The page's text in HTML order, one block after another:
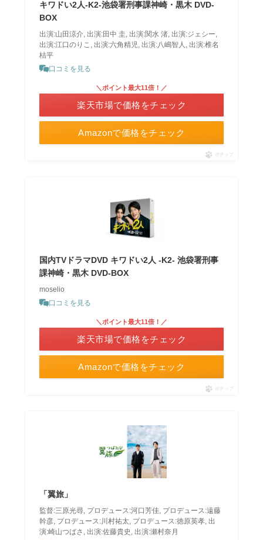
キワドい2人-K2-池袋署刑事課神崎・黒木 DVD-
BOX
出演:山田涼介, 出演:田中 圭, 出演:関水 渚, 出演:ジェシー,
出演:江口のりこ, 出演:六角精児, 出演:八嶋智人, 出演:椎名
桔平
口コミを見る
Amazonで価格をチェック
＼ポイント最大11倍！／
楽天市場で価格をチェック
ポチップ
国内TVドラマDVD キワドい2人 -K2- 池袋署刑事
課神崎・黒木 DVD-BOX
moselio
口コミを見る
Amazonで価格をチェック
＼ポイント最大11倍！／
楽天市場で価格をチェック
ポチップ
「翼旅」
監督:三原光尋, プロデュース:河口芳佳, プロデュース:遠藤
幹彦, プロデュース:川村祐太, プロデュース:徳原英孝, 出
演:崎山つばさ, 出演:佐藤貴史, 出演:瀬村奈月